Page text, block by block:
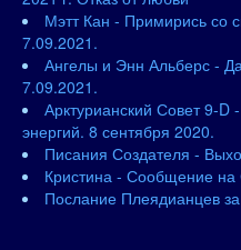
Мэтт Кан - Примирись со
7.09.2021.
Ангелы и Энн Альберс -
7.09.2021.
Арктурианский Совет 9-D
энергий. 8 сентября 2020.
Писания Создателя -
Кристина - Сообщение
Послание Плеядианцев